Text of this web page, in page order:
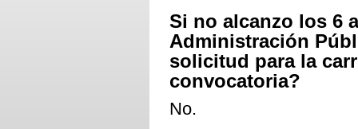
Si no alcanzo los 6
Administración
solicitud para la
convocatoria?
No.